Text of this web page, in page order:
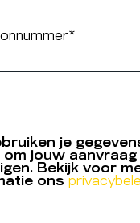
*
je
om jouw aanvraag
Bekijk voor
ons